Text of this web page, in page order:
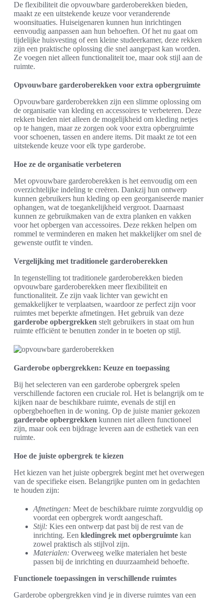
De flexibiliteit die opvouwbare garderoberekken bieden,
maakt ze een uitstekende keuze voor veranderende
woonsituaties. Huiseigenaren kunnen hun inrichtingen
eenvoudig aanpassen aan hun behoeften. Of het nu gaat om
tijdelijke huisvesting of een kleine studeerkamer, deze rekken
zijn een praktische oplossing die snel aangepast kan worden.
Ze voegen niet alleen functionaliteit toe, maar ook stijl aan de
ruimte.
Opvouwbare garderoberekken voor extra opbergruimte
Opvouwbare garderoberekken zijn een slimme oplossing om
de organisatie van kleding en accessoires te verbeteren. Deze
rekken bieden niet alleen de mogelijkheid om kleding netjes
op te hangen, maar ze zorgen ook voor extra opbergruimte
voor schoenen, tassen en andere items. Dit maakt ze tot een
uitstekende keuze voor elk type garderobe.
Hoe ze de organisatie verbeteren
Met opvouwbare garderoberekken is het eenvoudig om een
overzichtelijke indeling te creëren. Dankzij hun ontwerp
kunnen gebruikers hun kleding op een georganiseerde manier
ophangen, wat de toegankelijkheid vergroot. Daarnaast
kunnen ze gebruikmaken van de extra planken en vakken
voor het opbergen van accessoires. Deze rekken helpen om
rommel te verminderen en maken het makkelijker om snel de
gewenste outfit te vinden.
Vergelijking met traditionele garderoberekken
In tegenstelling tot traditionele garderoberekken bieden
opvouwbare garderoberekken meer flexibiliteit en
functionaliteit. Ze zijn vaak lichter van gewicht en
gemakkelijker te verplaatsen, waardoor ze perfect zijn voor
ruimtes met beperkte afmetingen. Het gebruik van deze
garderobe opbergrekken stelt gebruikers in staat om hun
ruimte efficiënt te benutten zonder in te boeten op stijl.
Garderobe opbergrekken: Keuze en toepassing
Bij het selecteren van een garderobe opbergrek spelen
verschillende factoren een cruciale rol. Het is belangrijk om te
kijken naar de beschikbare ruimte, evenals de stijl en
opbergbehoeften in de woning. Op de juiste manier gekozen
garderobe opbergrekken kunnen niet alleen functioneel
zijn, maar ook een bijdrage leveren aan de esthetiek van een
ruimte.
Hoe de juiste opbergrek te kiezen
Het kiezen van het juiste opbergrek begint met het overwegen
van de specifieke eisen. Belangrijke punten om in gedachten
te houden zijn:
Afmetingen: Meet de beschikbare ruimte zorgvuldig op
voordat een opbergrek wordt aangeschaft.
Stijl: Kies een ontwerp dat past bij de rest van de
inrichting. Een kledingrek met opbergruimte kan
zowel praktisch als stijlvol zijn.
Materialen: Overweeg welke materialen het beste
passen bij de inrichting en duurzaamheid behoefte.
Functionele toepassingen in verschillende ruimtes
Garderobe opbergrekken vind je in diverse ruimtes van een